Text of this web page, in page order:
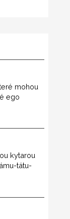
mohou
ego
kytarou
tátu-